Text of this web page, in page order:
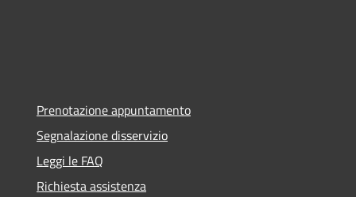
Prenotazione appuntamento
Segnalazione disservizio
Leggi le FAQ
Richiesta assistenza